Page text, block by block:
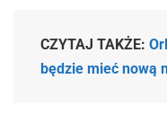
CZYTAJ TAKŻE:
będzie mieć nową